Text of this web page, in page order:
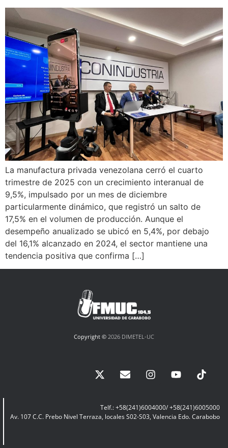
La manufactura privada venezolana cerró el cuarto
trimestre de 2025 con un crecimiento interanual de
9,5%, impulsado por un mes de diciembre
particularmente dinámico, que registró un salto de
17,5% en el volumen de producción. Aunque el
desempeño anualizado se ubicó en 5,4%, por debajo
del 16,1% alcanzado en 2024, el sector mantiene una
tendencia positiva que confirma […]
Copyright © 2026 DIMETEL-UC
Telf.: +58(241)6004000/ +58(241)6005000
Av. 107 C.C. Prebo Nivel Terraza, locales S02-S03, Valencia Edo. Carabobo